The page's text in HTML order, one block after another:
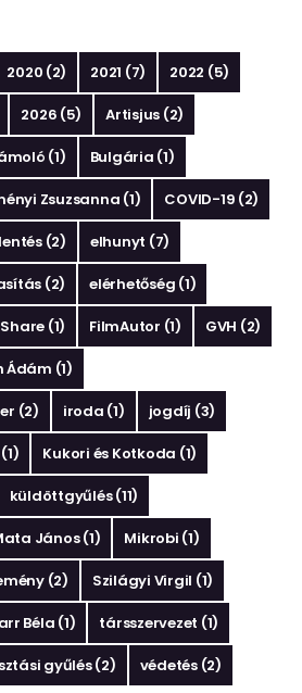
2020 (2) 2021 (7) 2022 (5)
2026 (5) Artisjus (2)
(1) Bulgária (1)
Zsuzsanna (1) COVID-19 (2)
(2) elhunyt (7)
(2) elérhetőség (1)
(1) FilmAutor (1) GVH (2)
Ádám (1)
(2) iroda (1) jogdíj (3)
Kukori és Kotkoda (1)
küldöttgyűlés(11)
János(1) Mikrobi (1)
(2) Szilágyi Virgil (1)
Béla (1) társszervezet (1)
gyűlés(2) védetés(2)